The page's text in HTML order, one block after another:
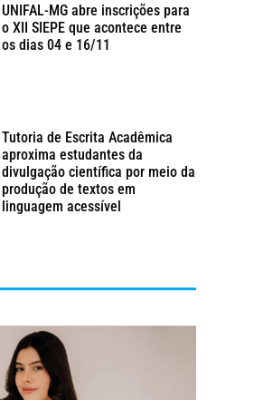
UNIFAL-MG abre inscrições para
o XII SIEPE que acontece entre
os dias 04 e 16/11
Tutoria de Escrita Acadêmica
aproxima estudantes da
divulgação científica por meio da
produção de textos em
linguagem acessível